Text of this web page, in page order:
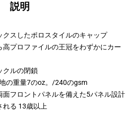
説明
スしたポロスタイルのキャップ
プロファイルの王冠をわずかにカー
クルの閉鎖
の重量7のoz。/240のgsm
フロントパネルを備えた5パネル設計
れる 13歳以上